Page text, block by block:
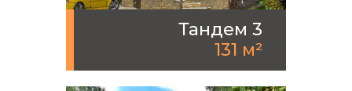
Тандем 3
131 м²